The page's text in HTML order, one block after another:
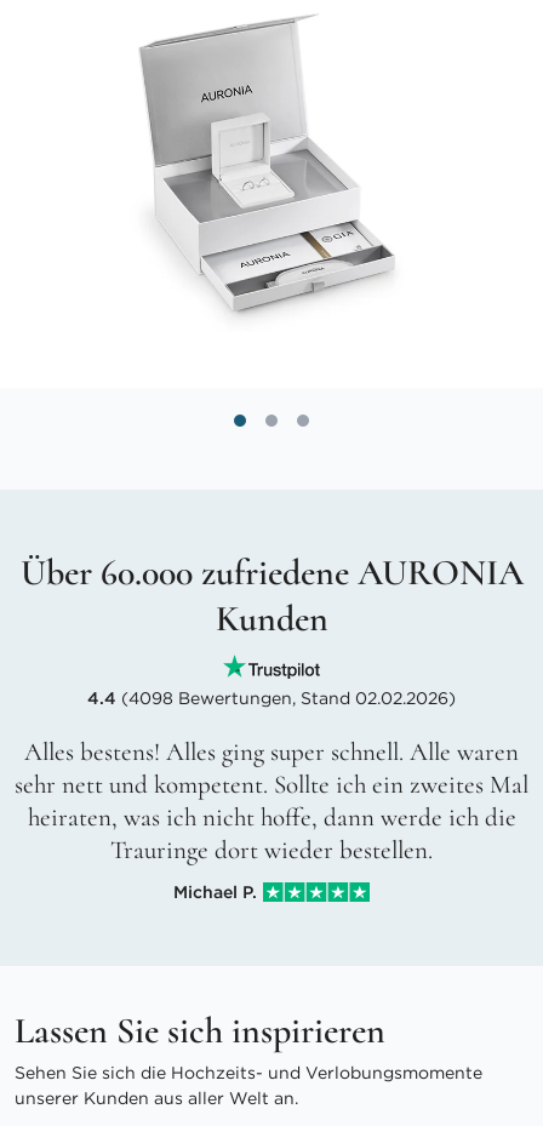
Über 60.000 zufriedene AURONIA
Kunden
4.4 (4098 Bewertungen, Stand 02.02.2026)
Alles bestens! Alles ging super schnell. Alle waren
sehr nett und kompetent. Sollte ich ein zweites Mal
heiraten, was ich nicht hoffe, dann werde ich die
Trauringe dort wieder bestellen.
Michael P.
Lassen Sie sich inspirieren
Sehen Sie sich die Hochzeits- und Verlobungsmomente
unserer Kunden aus aller Welt an.